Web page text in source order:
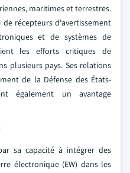
maritimes et terrestres.
de récepteurs d'avertissement
et de systèmes de
les efforts critiques de
plusieurs pays. Ses relations
de la Défense des États-
également un avantage
sa capacité à intégrer des
électronique (EW) dans les